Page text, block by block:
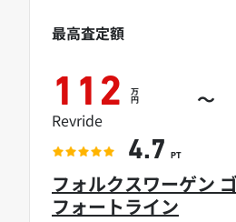
フォルクスワーゲン
フォートライン
最高査定額
112 万
円 ～
Revride
4.7 PT